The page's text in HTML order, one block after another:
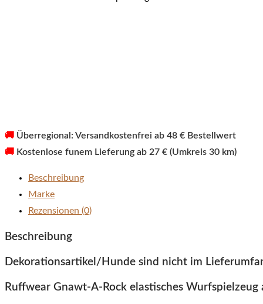
Menge
🚚 Überregional: Versandkostenfrei ab 48 € Bestellwert
🚚 Kostenlose funem Lieferung ab 27 € (Umkreis 30 km)
Beschreibung
Marke
Rezensionen (0)
Beschreibung
Dekorationsartikel/Hunde sind nicht im
Ruffwear Gnawt-A-Rock elastisches